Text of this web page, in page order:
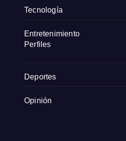
Tecnología
Entretenimiento
Perfiles
Deportes
Opinión